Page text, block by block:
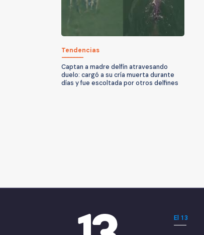
Tendencias
Captan a madre delfín atravesando
duelo: cargó a su cría muerta durante
días y fue escoltada por otros delfines
El 13